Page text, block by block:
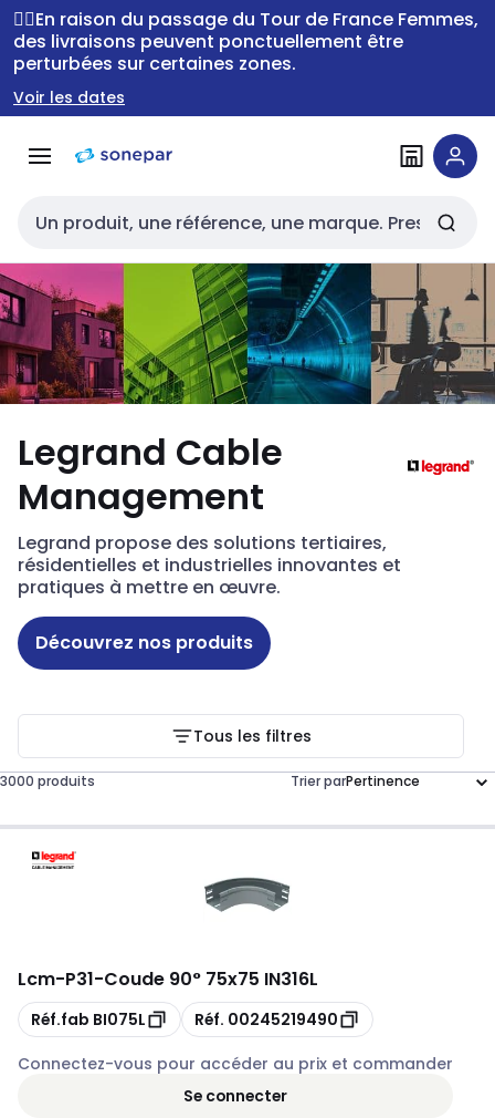
Passer à la
navigation
Passer
au
contenu
🚴‍♂️En raison du passage du Tour de France Femmes,
des livraisons peuvent ponctuellement être
perturbées sur certaines zones.
Voir les dates
Entrée de recherche
Legrand Cable
Management
Legrand propose des solutions tertiaires,
résidentielles et industrielles innovantes et
pratiques à mettre en œuvre.
Découvrez nos produits
Tous les filtres
3000 produits Trier par
Lcm-P31-Coude 90° 75x75 IN316L
Copie
Réf.fab BI075L Copie
Réf. 00245219490
Connectez-vous pour accéder au prix et commander
Se connecter